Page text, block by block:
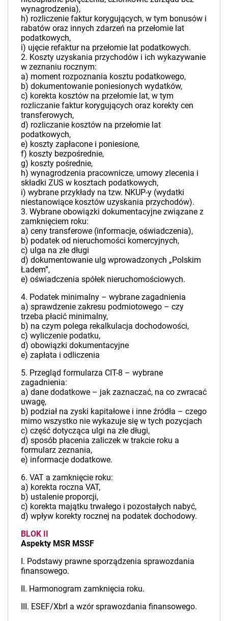
wynagrodzenia),
h) rozliczenie faktur korygujących, w tym bonusów i
rabatów oraz innych zdarzeń na przełomie lat
podatkowych,
i) ujęcie refaktur na przełomie lat podatkowych.
2. Koszty uzyskania przychodów i ich wykazywanie
w zeznaniu rocznym:
a) moment rozpoznania kosztu podatkowego,
b) dokumentowanie poniesionych wydatków,
c) korekta kosztów na przełomie lat, w tym
rozliczanie faktur korygujących oraz korekty cen
transferowych,
d) rozliczanie kosztów na przełomie lat
podatkowych,
e) koszty zapłacone i poniesione,
f) koszty bezpośrednie,
g) koszty pośrednie,
h) wynagrodzenia pracownicze, umowy zlecenia i
składki ZUS w kosztach podatkowych,
i) wybrane przykłady na tzw. NKUP-y (wydatki
niestanowiące kosztów uzyskania przychodów).
3. Wybrane obowiązki dokumentacyjne związane z
zamknięciem roku:
a) ceny transferowe (informacje, oświadczenia),
b) podatek od nieruchomości komercyjnych,
c) ulga na złe długi
d) dokumentowanie ulg wprowadzonych „Polskim
Ładem”,
e) oświadczenia spółek nieruchomościowych.
4. Podatek minimalny – wybrane zagadnienia
a) sprawdzenie zakresu podmiotowego – czy
trzeba płacić minimalny,
b) na czym polega rekalkulacja dochodowości,
c) wyliczenie podatku,
d) obowiązki dokumentacyjne
e) zapłata i odliczenia
5. Przegląd formularza CIT-8 – wybrane
zagadnienia:
a) dane dodatkowe – jak zaznaczać, na co zwracać
uwagę,
b) podział na zyski kapitałowe i inne źródła – czego
mimo wszystko nie wykazuje się w tych pozycjach
c) część dotycząca ulgi na złe długi,
d) sposób płacenia zaliczek w trakcie roku a
formularz zeznania,
e) informacje dodatkowe.
6. VAT a zamknięcie roku:
a) korekta roczna VAT,
b) ustalenie proporcji,
c) korekta majątku trwałego i pozostałych nabyć,
d) wpływ korekty rocznej na podatek dochodowy.
BLOK II
Aspekty MSR MSSF
I. Podstawy prawne sporządzenia sprawozdania
finansowego.
II. Harmonogram zamknięcia roku.
III. ESEF/Xbrl a wzór sprawozdania finansowego.